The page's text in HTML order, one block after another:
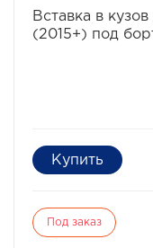
Вставка в
(2015+) под
Под заказ